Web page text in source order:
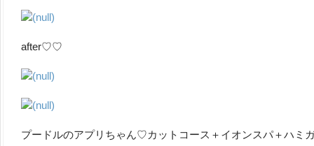
after♡♡
プードルのアプリちゃん♡カットコース＋イオンスパ＋ハミ